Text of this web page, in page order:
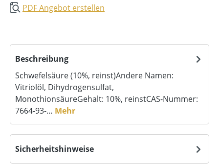
PDF Angebot erstellen
Beschreibung
Schwefelsäure (10%, reinst)Andere Namen:
Vitriolöl, Dihydrogensulfat,
MonothionsäureGehalt: 10%, reinstCAS-Nummer:
7664-93-… Mehr
Sicherheitshinweise